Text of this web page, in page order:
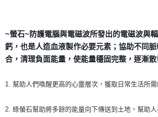
付款後門市自取
免運費
~螢石~防護電腦與電磁波所發出的電磁波與
鈣，也是人造血液製作必要元素；協助不同
合，清理負面能量，使能量穩固完整，逐漸散
1. 幫助人們喚醒更高的心靈層次，獲取日常生活所需
2. 綠螢石幫助將多餘的能量向下傳送到土地，幫助